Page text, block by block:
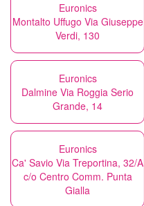
Euronics
Montalto Uffugo Via Giuseppe
Verdi, 130
Euronics
Dalmine Via Roggia Serio
Grande, 14
Euronics
Ca' Savio Via Treportina, 32/A
c/o Centro Comm. Punta
Gialla